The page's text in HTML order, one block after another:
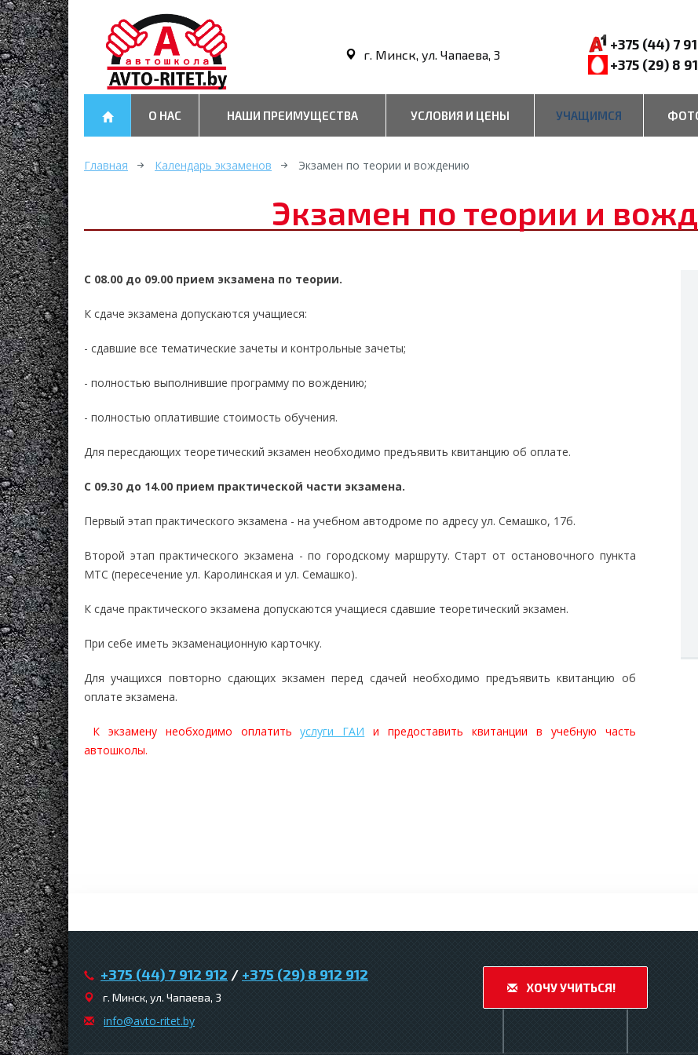
г. Минск, ул. Чапаева, 3
+375 (44) 7
+375 (29) 8
О НАС НАШИ ПРЕИМУЩЕСТВА УСЛОВИЯ И ЦЕНЫ УЧАЩИМСЯ
Главная Календарь экзаменов Экзамен по теории и вождению
Экзамен по теории и
С 08.00 до 09.00 прием экзамена по теории.
К сдаче экзамена допускаются учащиеся:
- сдавшие все тематические зачеты и контрольные зачеты;
- полностью выполнившие программу по вождению;
- полностью оплатившие стоимость обучения.
Для пересдающих теоретический экзамен необходимо предъявить квитанцию об оплате.
С 09.30 до 14.00 прием практической части экзамена.
Первый этап практического экзамена - на учебном автодроме по адресу ул. Семашко, 17б.
Второй этап практического экзамена - по городскому маршруту. Старт от остановочного пункта
МТС (пересечение ул. Каролинская и ул. Семашко).
К сдаче практического экзамена допускаются учащиеся сдавшие теоретический экзамен.
При себе иметь экзаменационную карточку.
Для учащихся повторно сдающих экзамен перед сдачей необходимо предъявить квитанцию об
оплате экзамена.
К экзамену необходимо оплатитьуслуги ГАИ и предоставить квитанции в учебную часть
автошколы.
+375 (44) 7 912 912 / +375 (29) 8 912 912
г. Минск, ул. Чапаева, 3
infо@avtо-ritеt.by
ХОЧУ УЧИТЬСЯ!